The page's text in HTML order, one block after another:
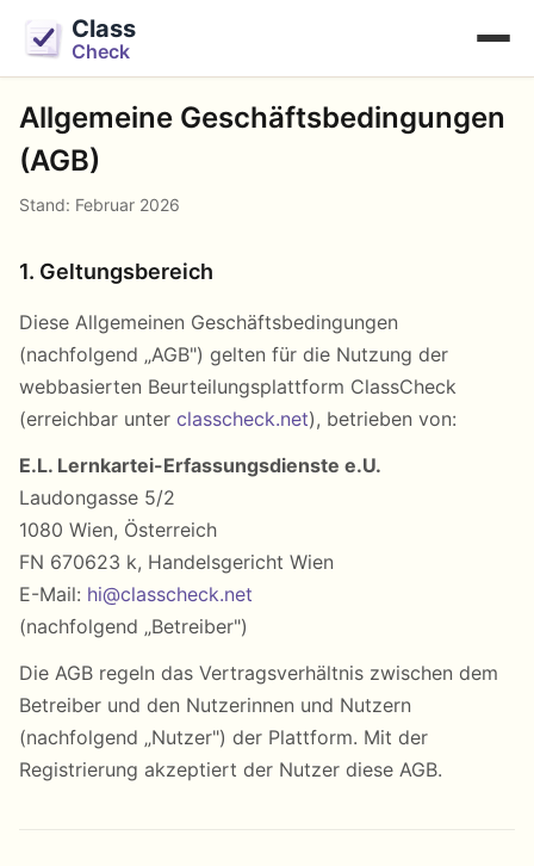
Class
Check
Allgemeine Geschäftsbedingungen
(AGB)
Stand: Februar 2026
1. Geltungsbereich
Diese Allgemeinen Geschäftsbedingungen
(nachfolgend „AGB") gelten für die Nutzung der
webbasierten Beurteilungsplattform ClassCheck
(erreichbar unter classcheck.net), betrieben von:
E.L. Lernkartei-Erfassungsdienste e.U.
Laudongasse 5/2
1080 Wien, Österreich
FN 670623 k, Handelsgericht Wien
E-Mail: hi@classcheck.net
(nachfolgend „Betreiber")
Die AGB regeln das Vertragsverhältnis zwischen dem
Betreiber und den Nutzerinnen und Nutzern
(nachfolgend „Nutzer") der Plattform. Mit der
Registrierung akzeptiert der Nutzer diese AGB.